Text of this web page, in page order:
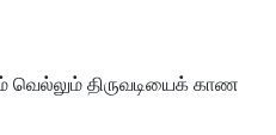
வெல்லும் திருவடியைக் காண